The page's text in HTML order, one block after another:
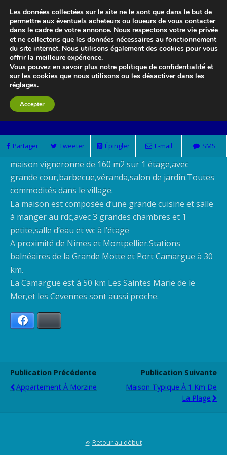
Le blog 3d-immo-visites
Partager Tweeter Épingler E-mail SMS
maison vigneronne de 160 m2 sur 1 étage,avec
grande cour,barbecue,véranda,salon de jardin.Toutes
commodités dans le village.
La maison est composée d’une grande cuisine et salle
à manger au rdc,avec 3 grandes chambres et 1
petite,salle d’eau et wc à l’étage
A proximité de Nimes et Montpellier.Stations
balnéaires de la Grande Motte et Port Camargue à 30
km.
La Camargue est à 50 km Les Saintes Marie de le
Mer,et les Cevennes sont aussi proche.
Publication Précédente
Appartement À Morzine
Publication Suivante
Maison Typique À 1 Km De
La Plage
Retour au début
Les données collectées sur le site ne le sont que dans le but de
permettre aux éventuels acheteurs ou loueurs de vous contacter
dans le cadre de votre annonce. Nous respectons votre vie privée
et ne collectons que les données nécessaires au fonctionnement
du site internet. Nous utilisons également des cookies pour vous
offrir la meilleure expérience.
Vous pouvez en savoir plus notre politique de confidentialité et
sur les cookies que nous utilisons ou les désactiver dans les
réglages.
Accepter